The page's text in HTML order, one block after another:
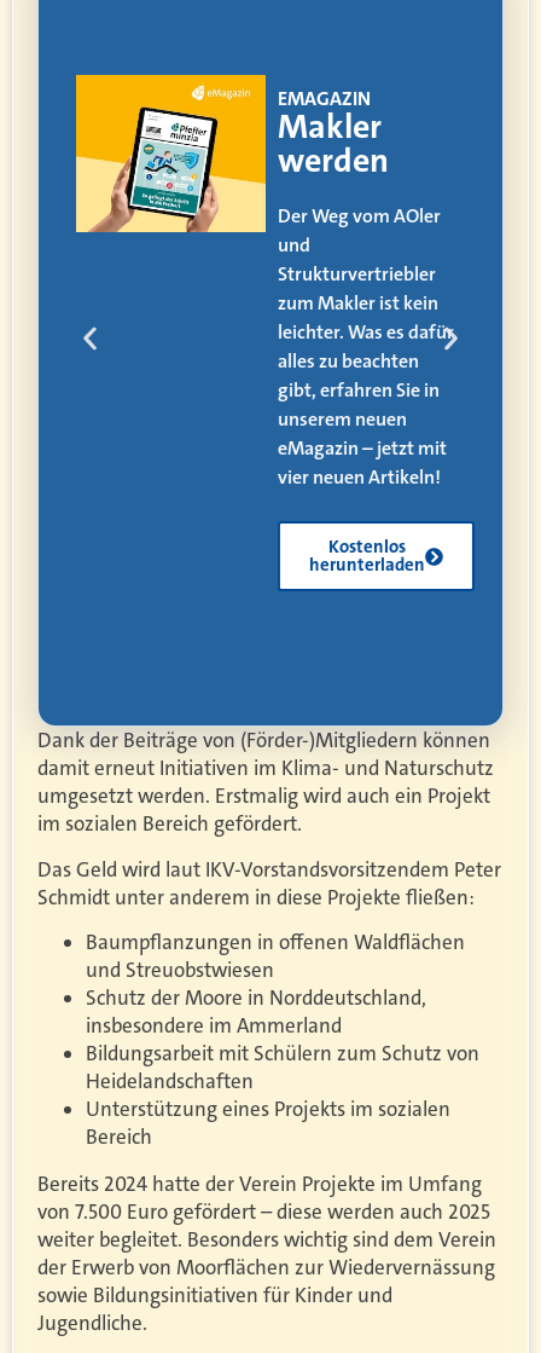
EMAGAZIN
Makler
werden
Der Weg vom AOler
und
Strukturvertriebler
zum Makler ist kein
leichter. Was es dafür
alles zu beachten
gibt, erfahren Sie in
unserem neuen
eMagazin – jetzt mit
vier neuen Artikeln!
Kostenlos
herunterladen
Dank der Beiträge von (Förder-)Mitgliedern können
damit erneut Initiativen im Klima- und Naturschutz
umgesetzt werden. Erstmalig wird auch ein Projekt
im sozialen Bereich gefördert.
Das Geld wird laut IKV-Vorstandsvorsitzendem Peter
Schmidt unter anderem in diese Projekte fließen:
Baumpflanzungen in offenen Waldflächen
und Streuobstwiesen
Schutz der Moore in Norddeutschland,
insbesondere im Ammerland
Bildungsarbeit mit Schülern zum Schutz von
Heidelandschaften
Unterstützung eines Projekts im sozialen
Bereich
Bereits 2024 hatte der Verein Projekte im Umfang
von 7.500 Euro gefördert – diese werden auch 2025
weiter begleitet. Besonders wichtig sind dem Verein
der Erwerb von Moorflächen zur Wiedervernässung
sowie Bildungsinitiativen für Kinder und
Jugendliche.